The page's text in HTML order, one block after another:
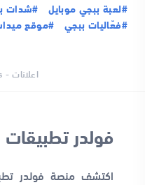
#لعبة ببجي موبايل #شدات
#فعّاليات ببجي
#موقع
اعلانات - Advertisements
فولدر تطبيقات
اكتشف منصة فولدر